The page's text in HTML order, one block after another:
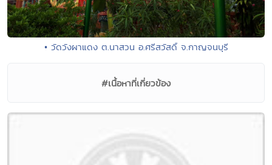
• วัดวังผาแดง ต.นาสวน อ.ศรีสวัสดิ์ จ.กาญจนบุรี
#เนื้อหาที่เกี่ยวข้อง